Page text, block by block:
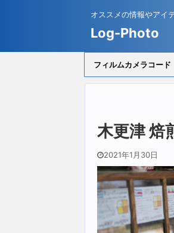
オススメの情報やアイ
Log-Photo
フィルムカメラコード
木更津 焙
2021年1月30日